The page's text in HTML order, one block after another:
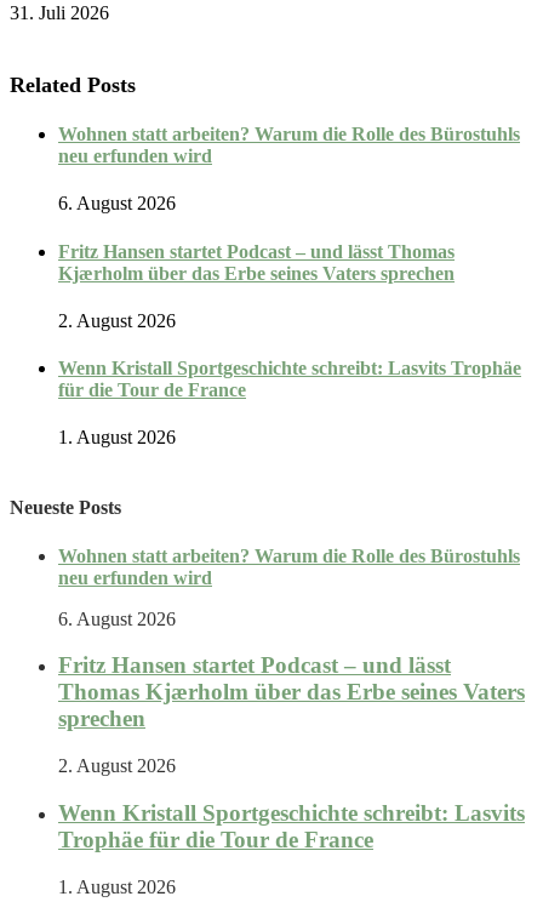
31. Juli 2026
Related Posts
Wohnen statt arbeiten? Warum die Rolle des Bürostuhls
neu erfunden wird
6. August 2026
Fritz Hansen startet Podcast – und lässt Thomas
Kjærholm über das Erbe seines Vaters sprechen
2. August 2026
Wenn Kristall Sportgeschichte schreibt: Lasvits Trophäe
für die Tour de France
1. August 2026
Neueste Posts
Wohnen statt arbeiten? Warum die Rolle des Bürostuhls
neu erfunden wird
6. August 2026
Fritz Hansen startet Podcast – und lässt
Thomas Kjærholm über das Erbe seines Vaters
sprechen
2. August 2026
Wenn Kristall Sportgeschichte schreibt: Lasvits
Trophäe für die Tour de France
1. August 2026